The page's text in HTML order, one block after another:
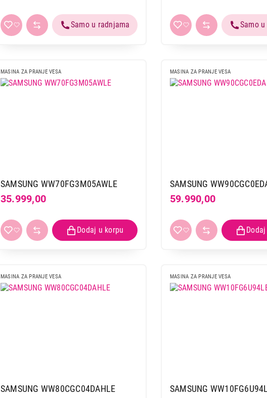
MASINA ZA PRANJE VESA
SAMSUNG WW70FG3M05AWLE
35.999,00
MASINA ZA PRANJE VESA
SAMSUNG
59.990,00
MASINA ZA PRANJE VESA
SAMSUNG WW80CGC04DAHLE
MASINA ZA PRANJE VESA
SAMSUNG